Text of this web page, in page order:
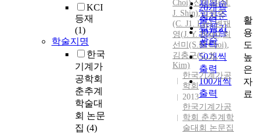
KCI
등재
(1)
학술지명
한국
기계가
공학회
춘추계
학술대
회 논문
집 (4)
제목순
저자순
발행기
관순
20개씩
출력
30개씩
출력
50개씩
출력
100개씩
출력
Choi),신미정(M.
J. Shin),이창주
(C. J1. Lee),변재
영(J. Y. Byun),최
선미(S.M.Choi),
김충구(C. K.
Kim)
한국기계가공
학회
2013
한국기계가공
학회 춘추계학
술대회 논문집
활
용
도
높
은
자
료